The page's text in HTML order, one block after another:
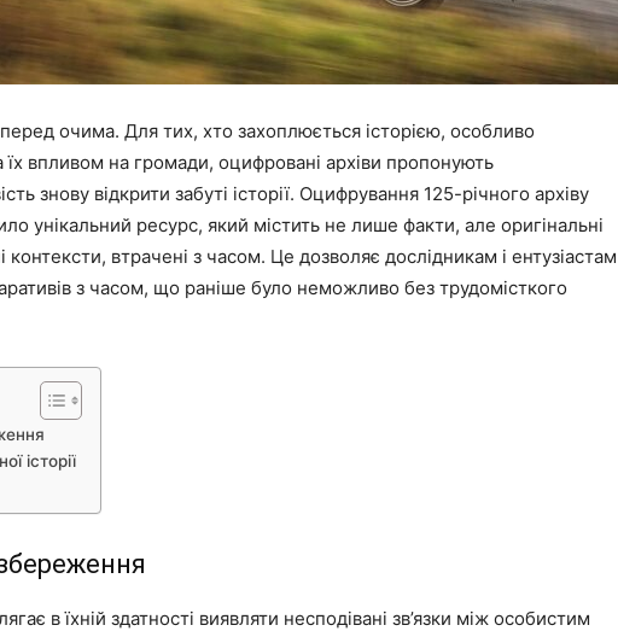
очима. Для тих, хто захоплюється історією, особливо
впливом на громади, оцифровані архіви пропонують
знову відкрити забуті історії. Оцифрування 125-річного архіву
унікальний ресурс, який містить не лише факти, але оригінальні
контексти, втрачені з часом. Це дозволяє дослідникам і ентузіастам
з часом, що раніше було неможливо без трудомісткого
історії
в їхній здатності виявляти несподівані зв’язки між особистим